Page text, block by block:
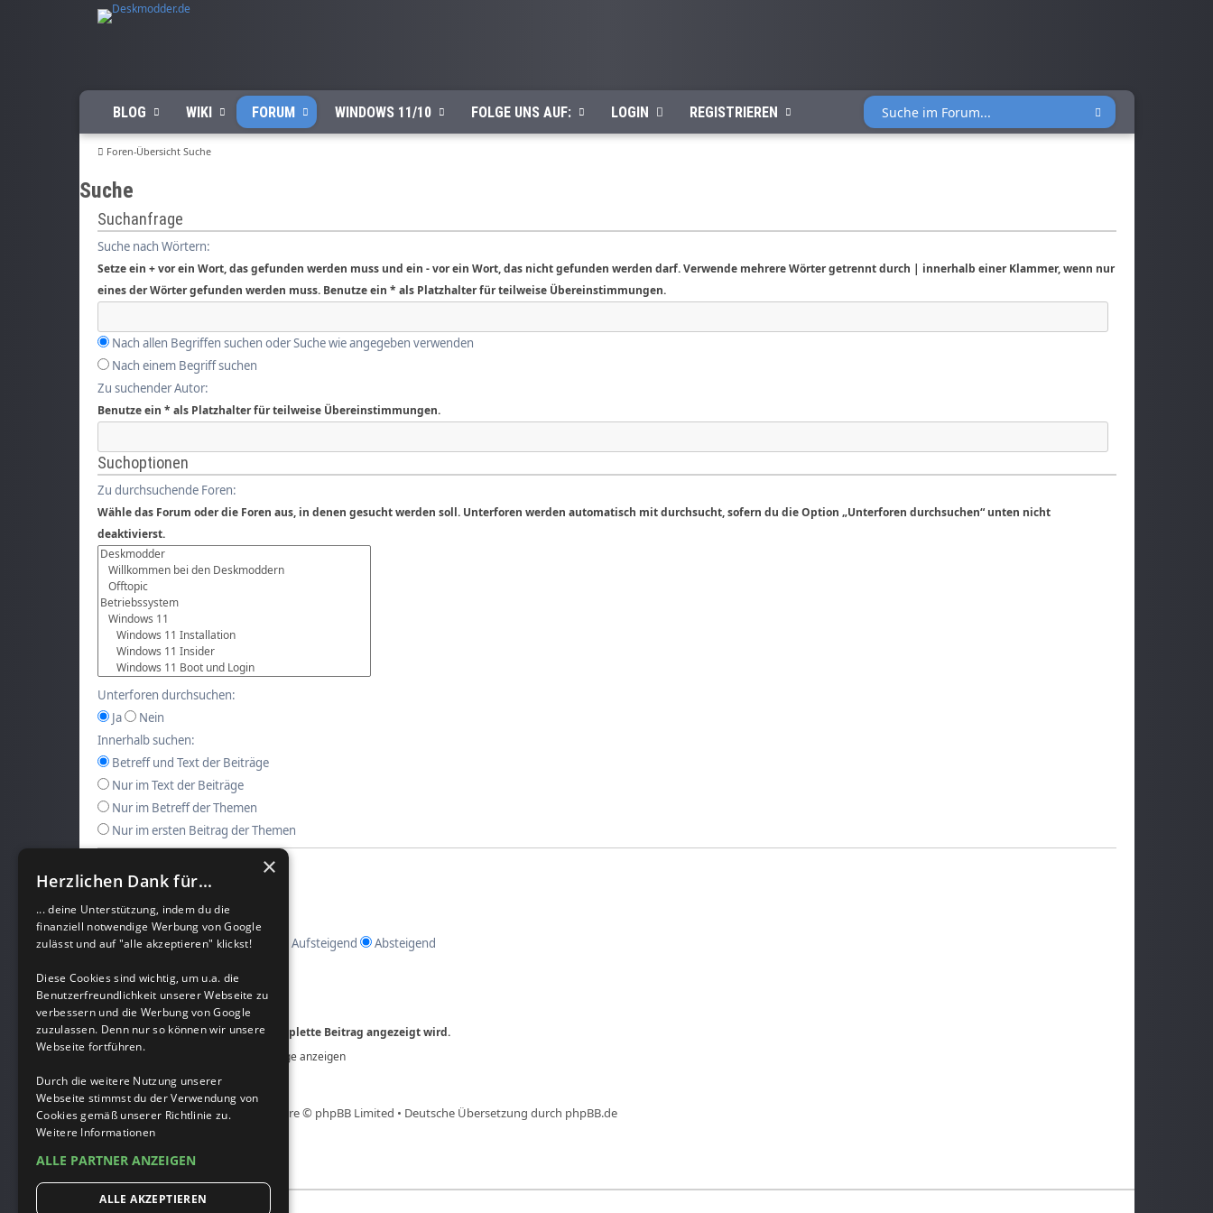
BLOG WIKI FORUM WINDOWS 11/10 FOLGE UNS AUF: LOGIN REGISTRIEREN
Foren-Übersicht Suche
Suche
Suchanfrage
Suche nach Wörtern:
Setze ein +vor ein Wort, das gefunden werden muss und ein -vor ein Wort, das nicht gefunden werden darf. Verwende mehrere Wörter getrennt durch | innerhalb einer Klammer, wenn nur
eines der Wörter gefunden werden muss. Benutze ein * als Platzhalter für teilweise Übereinstimmungen.
Nach allen Begriffen suchen oder Suche wie angegeben verwenden
Nach einem Begriff suchen
Zu suchender Autor:
Benutze ein * als Platzhalter für teilweise Übereinstimmungen.
Suchoptionen
Zu durchsuchende Foren:
Wähle das Forum oder die Foren aus, in denen gesucht werden soll. Unterforen werden automatisch mit durchsucht, sofern du die Option „Unterforen durchsuchen“ unten nicht
deaktivierst.
Unterforen durchsuchen:
Ja
Nein
Innerhalb suchen:
Betreff und Text der Beiträge
Nur im Text der Beiträge
Nur im Betreff der Themen
Nur im ersten Beitrag der Themen
Ergebnisse anzeigen als:
Ergebnisse sortieren nach:
Aufsteigend
Absteigend
Die ersten:
Stelle 0 als Wert ein, damit der komplette Beitrag angezeigt wird.
Zeichen der Beiträge anzeigen
Powered by phpBB® Forum Software © phpBB Limited • Deutsche Übersetzung durch phpBB.de
×
Herzlichen Dank für...
... deine Unterstützung, indem du die
finanziell notwendige Werbung von Google
zulässt und auf "alle akzeptieren" klickst!
Diese Cookies sind wichtig, um u.a. die
Benutzerfreundlichkeit unserer Webseite zu
verbessern und die Werbung von Google
zuzulassen. Denn nur so können wir unsere
Webseite fortführen.
Durch die weitere Nutzung unserer
Webseite stimmst du der Verwendung von
Cookies gemäß unserer Richtlinie zu.
Weitere Informationen
ALLE PARTNER ANZEIGEN
ALLE AKZEPTIEREN